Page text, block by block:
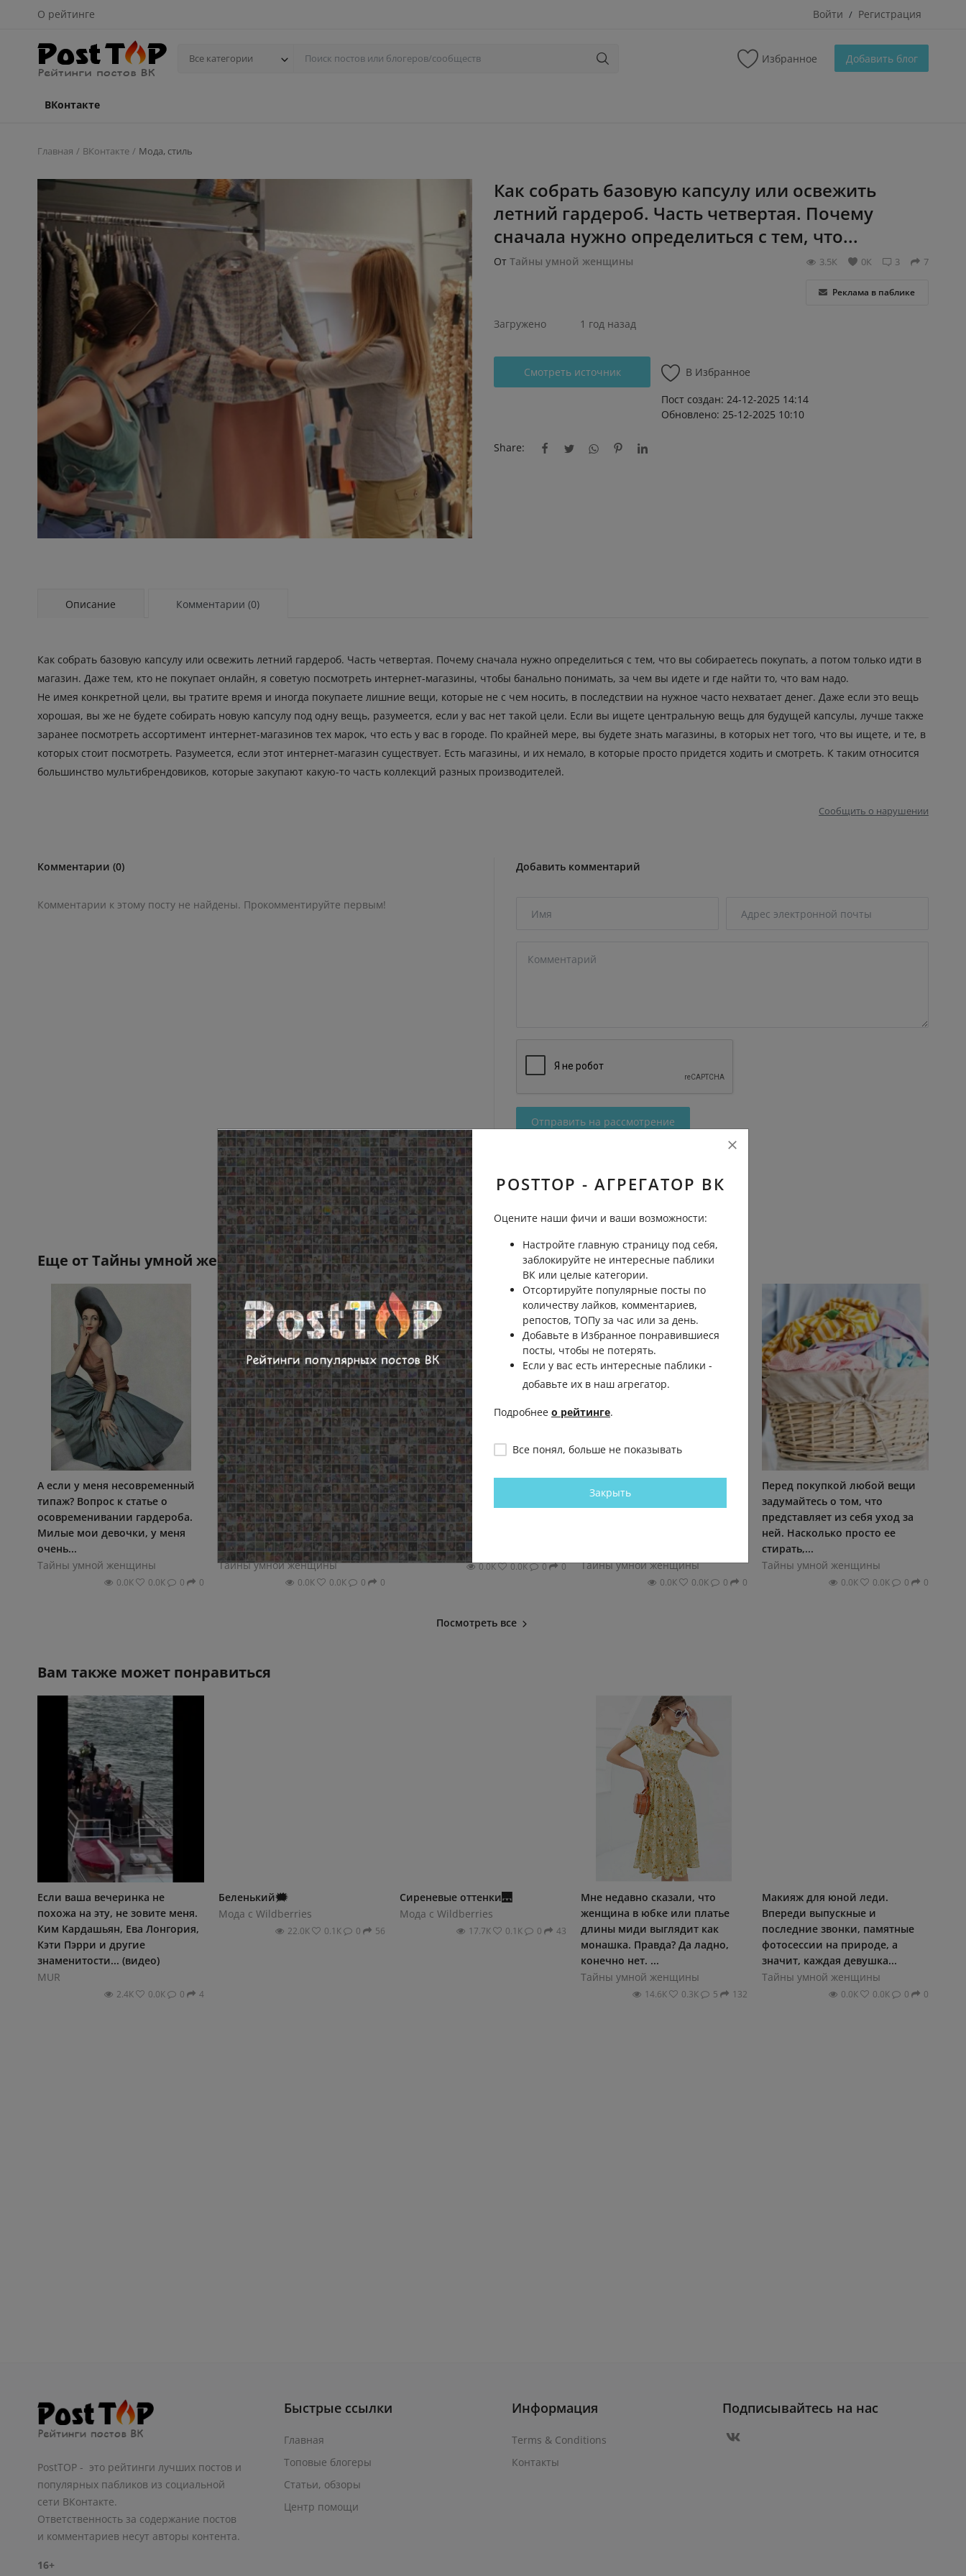
О рейтинге Войти / Регистрация
Все категории Избранное Добавить блог
ВКонтакте
Главная ВКонтакте Мода, стиль
Как собрать базовую капсулу или освежить
летний гардероб. Часть четвертая. Почему
сначала нужно определиться с тем, что...
От Тайны умной женщины 7
3
0К
3.5К
Реклама в паблике
Загружено 1 год назад
Смотреть источник
В Избранное
Пост создан: 24-12-2025 14:14
Обновлено: 25-12-2025 10:10
Share:
Описание Комментарии (0)
Как собрать базовую капсулу или освежить летний гардероб. Часть четвертая. Почему сначала нужно определиться с тем, что вы собираетесь покупать, а потом только идти в
магазин. Даже тем, кто не покупает онлайн, я советую посмотреть интернет-магазины, чтобы банально понимать, за чем вы идете и где найти то, что вам надо.
Не имея конкретной цели, вы тратите время и иногда покупаете лишние вещи, которые не с чем носить, в последствии на нужное часто нехватает денег. Даже если это вещь
хорошая, вы же не будете собирать новую капсулу под одну вещь, разумеется, если у вас нет такой цели. Если вы ищете центральную вещь для будущей капсулы, лучше также
заранее посмотреть ассортимент интернет-магазинов тех марок, что есть у вас в городе. По крайней мере, вы будете знать магазины, в которых нет того, что вы ищете, и те, в
которых стоит посмотреть. Разумеется, если этот интернет-магазин существует. Есть магазины, и их немало, в которые просто придется ходить и смотреть. К таким относится
большинство мультибрендовиков, которые закупают какую-то часть коллекций разных производителей.
Сообщить о нарушении
Комментарии (0)
Комментарии к этому посту не найдены. Прокомментируйте первым!
Добавить комментарий
Отправить на рассмотрение
Еще отТайны умной женщины
А если у меня несовременный
типаж? Вопрос к статье о
осовременивании гардероба.
Милые мои девочки, у меня
очень...
Тайны умной женщины
0.0К 0.0К 0 0
Чистим сумку. Недавно я
писала о том, как сумку
выбирать, а сегодня хочу
рассказать о том, как за ней
ухаживать: -...
Тайны умной женщины
0.0К 0.0К 0 0
О трансформации стиля.
Почему странно, когда человек
одевается точно так же, как 15
лет назад. Смотрю на старые...
Тайны умной женщины
0.0К 0.0К 0 0
займемся, уважаемые кроты? —
Тайны умной женщины
0.0К 0.0К 0 0
Перед покупкой любой вещи
задумайтесь о том, что
представляет из себя уход за
ней. Насколько просто ее
стирать,...
Тайны умной женщины
0.0К 0.0К 0 0
Посмотреть все
Вам также может понравиться
Если ваша вечеринка не
похожа на эту, не зовите меня.
Ким Кардашьян, Ева Лонгория,
Кэти Пэрри и другие
знаменитости... (видео)
MUR
2.4К 0.0К 0 4
Беленький🗯️
Мода с Wildberries
22.0К 0.1К 0 56
Сиреневые оттенки🌉
Мода с Wildberries
17.7К 0.1К 0 43
Мне недавно сказали, что
женщина в юбке или платье
длины миди выглядит как
монашка. Правда? Да ладно,
конечно нет. ...
Тайны умной женщины
14.6К 0.3К 5 132
Макияж для юной леди.
Впереди выпускные и
последние звонки, памятные
фотосессии на природе, а
значит, каждая девушка...
Тайны умной женщины
0.0К 0.0К 0 0
PostTOP - это рейтинги лучших постов и
популярных пабликов из социальной
сети ВКонтакте.
Ответственность за содержание постов
и комментариев несут авторы контента.
16+
Быстрые ссылки
Главная
Топовые блогеры
Статьи, обзоры
Центр помощи
Информация
Terms & Conditions
Контакты
Подписывайтесь на нас
POSTTOP - АГРЕГАТОР ВК
Оцените наши фичи и ваши возможности:
Настройте главную страницу под себя,
заблокируйте не интересные паблики
ВК или целые категории.
Отсортируйте популярные посты по
количеству лайков, комментариев,
репостов, ТОПу за час или за день.
Добавьте в Избранное понравившиеся
посты, чтобы не потерять.
Если у вас есть интересные паблики -
добавьте их в наш агрегатор.
Подробнее о рейтинге.
Все понял, больше не показывать
Закрыть